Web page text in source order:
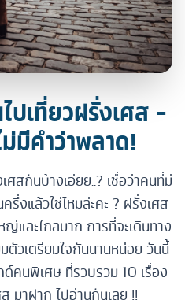
ปเที่ยวฝรั่งเศส -
มีคำว่าพลาด!
ศสกันบ้างเอ่ยย..? เชื่อว่าคนที่มี
งแล้วใช่ไหมล่ะคะ ? ฝรั่งเศส
ญ่และไกลมาก การที่จะเดินทาง
ตัวเตรียมใจกันนานหน่อย วันนี้
ด์คนพิเศษ ที่รวบรวม 10 เรื่อง
มาฝาก ไปอ่านกันเลย !!